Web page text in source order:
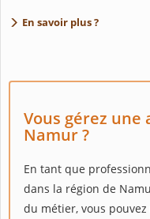
En savoir plus ?
Vous gérez une
Namur ?
En tant que
dans la région de
du métier, vous pouvez